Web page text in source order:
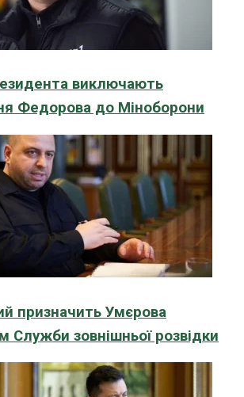
виключають
Федорова до Міноборони
призначить Умєрова
Служби зовнішньої розвідки